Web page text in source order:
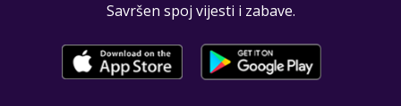
Savršen spoj vijesti i zabave.